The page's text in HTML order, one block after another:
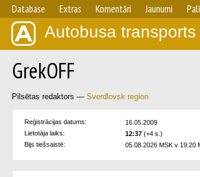
Database Extras Komentāri Jaunumi
Autobusa transports
GrekOFF
Pilsētas redaktors — Sverdlovsk region
Reģistrācijas datums:
16.05.2009
Lietotāja laiks:
12:37 (+4 s.)
Bijs tiešsaistē:
05.08.2026 MSK v 19:20